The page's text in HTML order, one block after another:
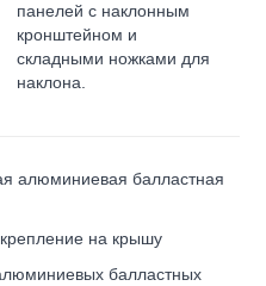
панелей с наклонным
кронштейном и
складными ножками для
наклона.
алюминиевая балластная
на крышу
балластных